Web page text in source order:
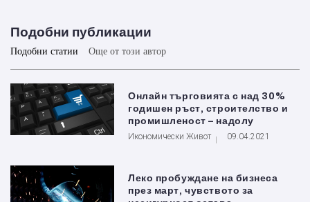
Подобни публикации
Подобни статии Още от този автор
Онлайн търговията с над 30%
годишен ръст, строителство и
промишленост – надолу
Икономически Живот 09.04.2021
Леко пробуждане на бизнеса
през март, чувството за